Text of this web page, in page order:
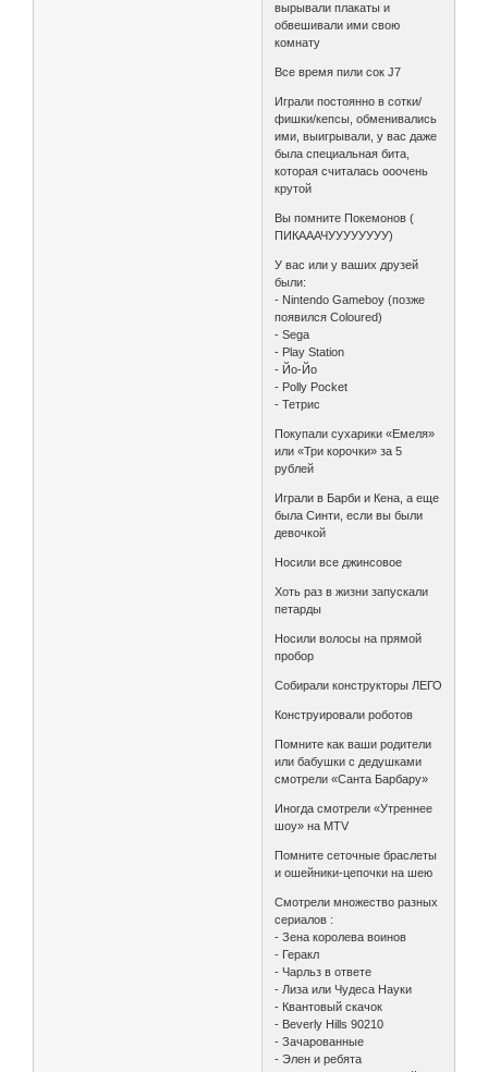
вырывали плакаты и
обвешивали ими свою
комнату
Все время пили сок J7
Играли постоянно в сотки/
фишки/кепсы, обменивались
ими, выигрывали, у вас даже
была специальная бита,
которая считалась ооочень
крутой
Вы помните Покемонов (
ПИКАААЧУУУУУУУУ)
У вас или у ваших друзей
были:
- Nintendo Gameboy (позже
появился Coloured)
- Sega
- Play Station
- Йо-Йо
- Polly Pocket
- Тетрис
Покупали сухарики «Емеля»
или «Три корочки» за 5
рублей
Играли в Барби и Кена, а еще
была Синти, если вы были
девочкой
Носили все джинсовое
Хоть раз в жизни запускали
петарды
Носили волосы на прямой
пробор
Собирали конструкторы ЛЕГО
Конструировали роботов
Помните как ваши родители
или бабушки с дедушками
смотрели «Санта Барбару»
Иногда смотрели «Утреннее
шоу» на MTV
Помните сеточные браслеты
и ошейники-цепочки на шею
Смотрели множество разных
сериалов :
- Зена королева воинов
- Геракл
- Чарльз в ответе
- Лиза или Чудеса Науки
- Квантовый скачок
- Beverly Hills 90210
- Зачарованные
- Элен и ребята